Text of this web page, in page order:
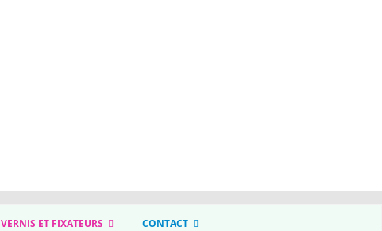
VERNIS ET FIXATEURS CONTACT